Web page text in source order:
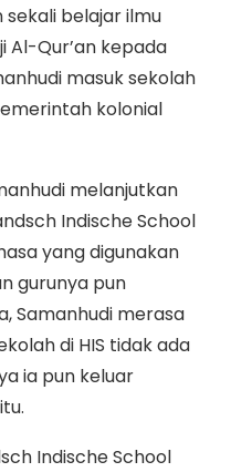
sekali belajar ilmu
Al-Qur’an kepada
masuk sekolah
kolonial
melanjutkan
Indische School
yang digunakan
gurunya pun
Samanhudi merasa
di HIS tidak ada
ia pun keluar
Indische School